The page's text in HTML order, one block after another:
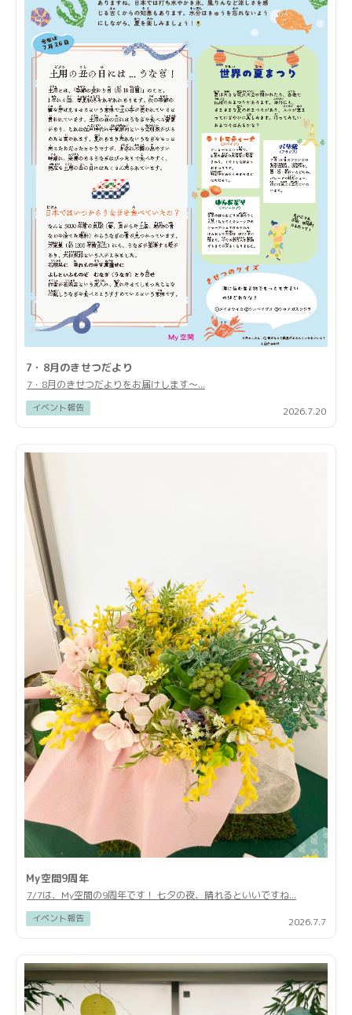
7・8月のきせつだより
7・8月のきせつだよりをお届けします〜...
2026.7.20
イベント報告
My空間9周年
7/7は、My空間の9周年です！ 七夕の夜、晴れるといいですね...
2026.7.7
イベント報告